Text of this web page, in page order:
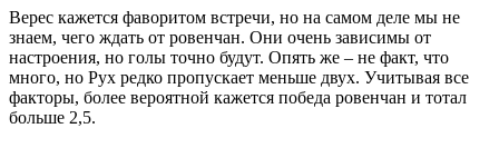
Верес кажется фаворитом встречи, но на самом деле мы не
знаем, чего ждать от ровенчан. Они очень зависимы от
настроения, но голы точно будут. Опять же – не факт, что
много, но Рух редко пропускает меньше двух. Учитывая все
факторы, более вероятной кажется победа ровенчан и тотал
больше 2,5.